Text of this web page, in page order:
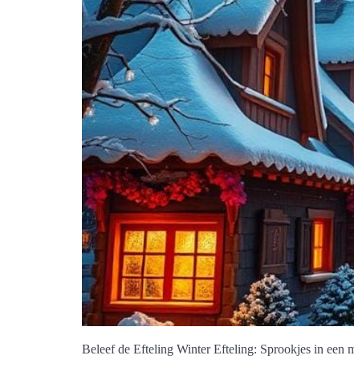
Beleef de Efteling Winter Efteling: Sprookjes in een